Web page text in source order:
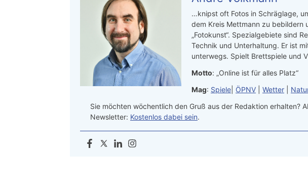
…knipst oft Fotos in Schräglage,
dem Kreis Mettmann zu bebildern
„Fotokunst“. Spezialgebiete sind
Technik und Unterhaltung. Er ist
unterwegs. Spielt Brettspiele und
Motto: „Online ist für alles Platz“
Mag: Spiele ÖPNV Wetter
Sie möchten wöchentlich den Gruß aus der Redaktion erhalten?
Newsletter: Kostenlos dabei sein.